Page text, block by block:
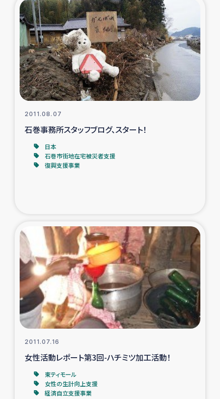
トルコ・シリア地震被災者支援
デニヤヤ小規模紅茶農家支援
コーヒー生産者支援
アイナロ県マウベシ郡でのコーヒー畑改善事業
ベイルート大規模爆発被災者支援
女性の生計向上支援
2011.08.07
石巻事務所スタッフブログ、スタート！
日本
石巻市街地在宅被災者支援
復興支援事業
2011.07.16
女性活動レポート第3回-ハチミツ加工活動！
東ティモール
女性の生計向上支援
経済自立支援事業